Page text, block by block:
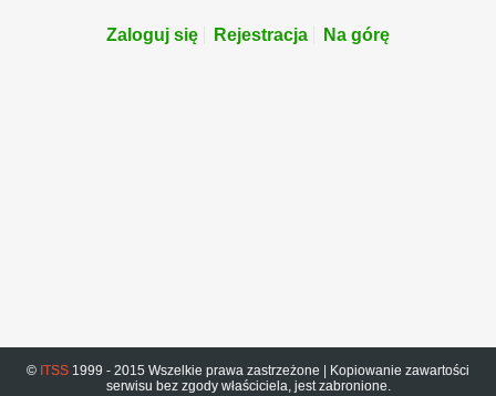
Zaloguj się Rejestracja Na górę
© ITSS 1999 - 2015 Wszelkie prawa zastrzeżone | Kopiowanie zawartości
serwisu bez zgody właściciela, jest zabronione.